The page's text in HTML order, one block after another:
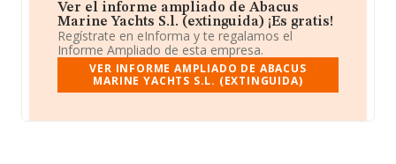
Ver el informe ampliado de Abacus
Marine Yachts S.l. (extinguida) ¡Es gratis!
Regístrate en eInforma y te regalamos el
Informe Ampliado de esta empresa.
VER INFORME AMPLIADO DE ABACUS
MARINE YACHTS S.L. (EXTINGUIDA)